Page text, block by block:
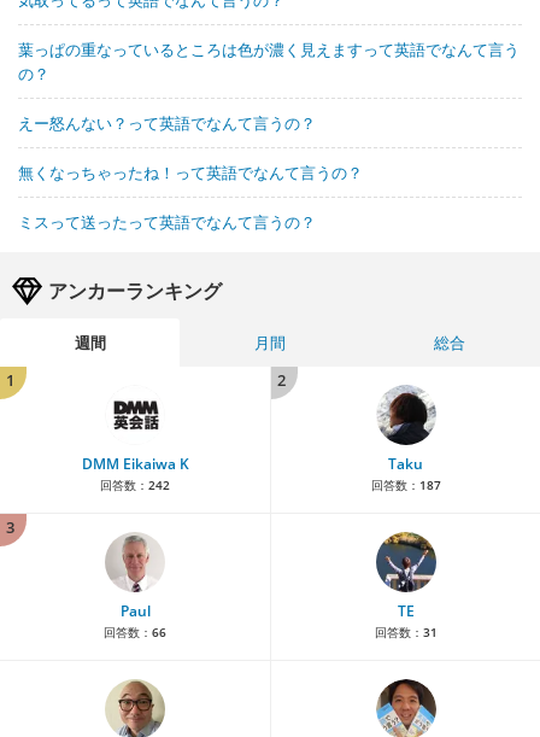
葉っぱの重なっているところは色が濃く見えますって英語でなんて言う
の？
えー怒んない？って英語でなんて言うの？
無くなっちゃったね！って英語でなんて言うの？
ミスって送ったって英語でなんて言うの？
アンカーランキング
週間 月間
総合
1
DMM Eikaiwa K
回答数： 242
2
Taku
回答数： 187
3
Paul
回答数： 66
TE
回答数： 31